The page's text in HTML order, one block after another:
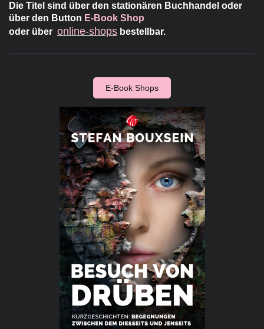
Die Titel sind über den stationären Buchhandel oder
über den Button E-Book Shop
oder über online-shops bestellbar.
E-Book Shops